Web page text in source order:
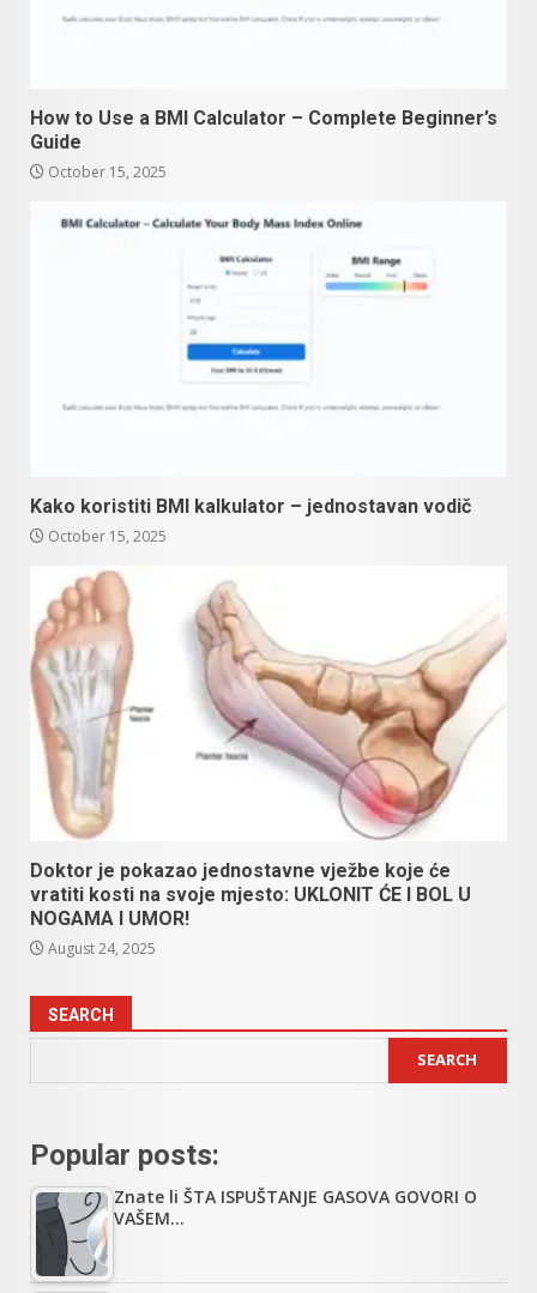
How to Use a BMI Calculator – Complete Beginner’s
Guide
October 15, 2025
Kako koristiti BMI kalkulator – jednostavan vodič
October 15, 2025
Doktor je pokazao jednostavne vježbe koje će
vratiti kosti na svoje mjesto: UKLONIT ĆE I BOL U
NOGAMA I UMOR!
August 24, 2025
SEARCH
SEARCH
Popular posts:
Znate li ŠTA ISPUŠTANJE GASOVA GOVORI O
VAŠEM…